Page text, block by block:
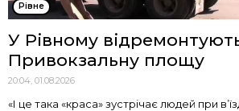
Рівне
У Рівному
Привокзальну площу
20:04, 01.08.2026
«І це така «краса» зустрічає людей при